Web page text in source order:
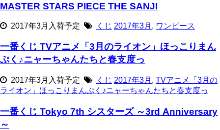
MASTER STARS PIECE THE SANJI
くじ 2017年3月 , ワンピース
一番くじ TVアニメ「3月のライオン」ほっこりまん
ぷく♪ニャーちゃんたちと春支度っ
くじ 2017年3月 , TVアニメ「3月の
ライオン」ほっこりまんぷく♪ニャーちゃんたちと春支度っ
一番くじ Tokyo 7th シスターズ ～3rd Anniversary
～